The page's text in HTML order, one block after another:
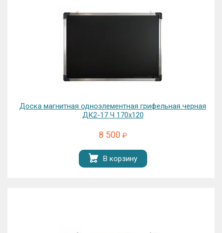
Доска магнитная одноэлементная грифельная черная
ДК2-17 Ч 170х120
8 500 ₽
В корзину